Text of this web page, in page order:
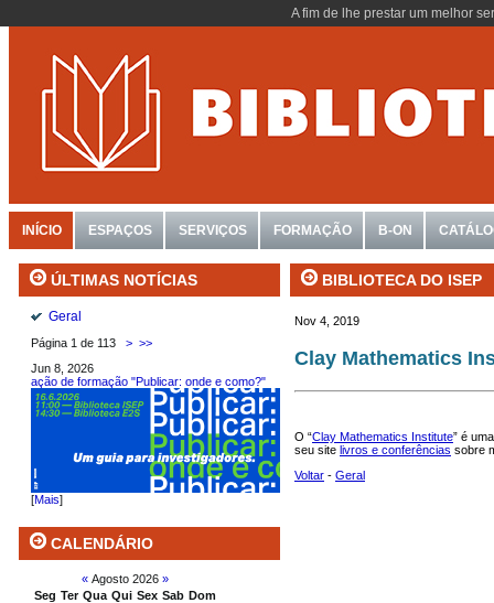
A fim de lhe prestar um melhor
INÍCIO ESPAÇOS SERVIÇOS FORMAÇÃO B-ON
ÚLTIMAS NOTÍCIAS
Geral
Página 1 de 113 > >>
Jun 8, 2026
ação de formação "Publicar: onde e como?"
[Mais]
CALENDÁRIO
« Agosto 2026 »
Seg Ter Qua Qui Sex Sab Dom
BIBLIOTECA DO ISEP
Nov 4, 2019
Clay Mathematics
O “Clay Mathematics Institute” é
seu site livros e conferências sobre
Voltar - Geral